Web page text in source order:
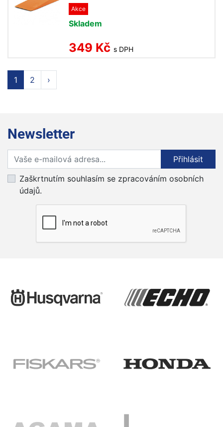
Akce
Skladem
349 Kč s DPH
1 2 ›
Newsletter
Přihlaste se k odběru novinek
Přihlásit
Zaškrtnutím souhlasím se zpracováním osobních
údajů.